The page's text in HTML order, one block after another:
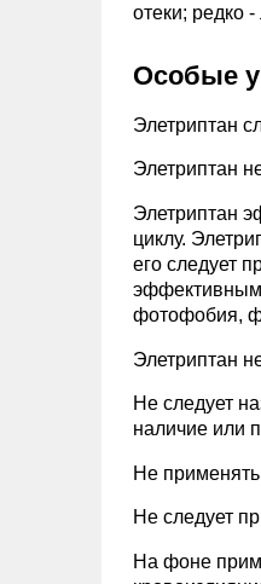
отеки; редко
Особые
Элетриптан
Элетриптан
Элетриптан
циклу.
его следует
эффективным
фотофобия,
Элетриптан
Не следует
наличие или
Не
Не следует
На фоне